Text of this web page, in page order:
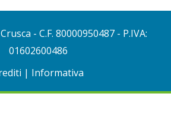
- C.F. 80000950487 - P.IVA:
01602600486
| Informativa